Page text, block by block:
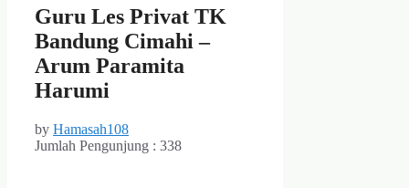
Guru Les Privat TK
Bandung Cimahi –
Arum Paramita
Harumi
by Hamasah108
Jumlah Pengunjung : 338